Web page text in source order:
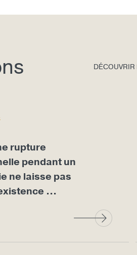
DÉCOUVRIR
rupture
pendant un
ne laisse pas
...